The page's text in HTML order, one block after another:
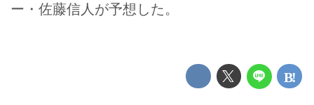
ー・佐藤信人が予想した。